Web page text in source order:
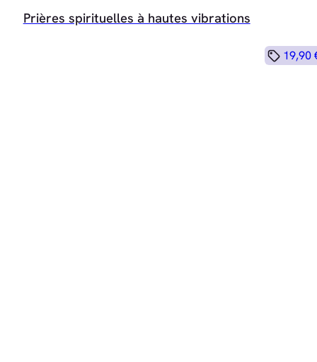
Prières spirituelles à hautes vibrations
19,90